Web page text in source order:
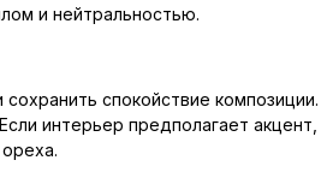
и нейтральностью.
спокойствие композиции.
интерьер предполагает акцент,